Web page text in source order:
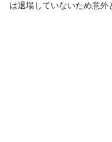
は退場していないため意外